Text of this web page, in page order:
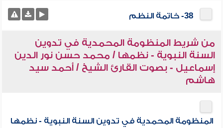
38- خاتمة النظم
من شريط المنظومة المحمدية في تدوين
السنة النبوية - نظمها / محمد حسن نور الدين
إسماعيل - بصوت القارئ الشيخ / أحمد سيد
هاشم
المنظومة المحمدية في تدوين السنة النبوية - نظمها